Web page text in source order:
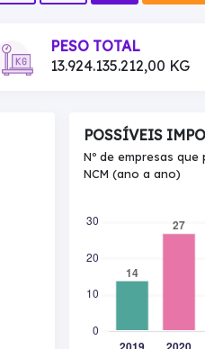
PESO TOTAL
13.924.135.212,00 KG
POSSÍVEIS
Nº de empresas
NCM (ano a ano)